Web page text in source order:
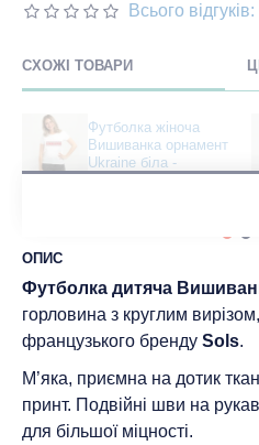
Всього
СХОЖІ ТОВАРИ
Футболка жіноча
Вишиванка орнамент
Ukraine біла -
ОПИС
Футболка дитяча
горловина з круглим
французького бренду Sols.
М’яка, приємна на дотик
принт. Подвійні шви на
для більшої міцності.